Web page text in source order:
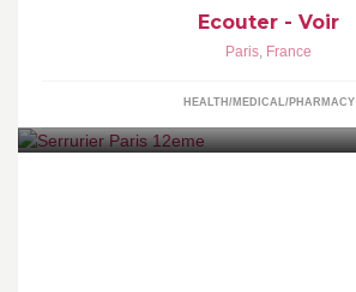
Ecouter - Voir
Paris, France
HEALTH/MEDICAL/PHARMACY